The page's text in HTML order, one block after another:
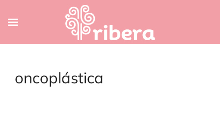
contenido
oncoplástica